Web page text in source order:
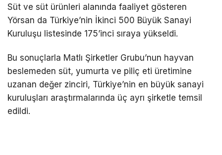
Süt ve süt ürünleri alanında faaliyet gösteren
Yörsan da Türkiye’nin İkinci 500 Büyük Sanayi
Kuruluşu listesinde 175’inci sıraya yükseldi.
Bu sonuçlarla Matlı Şirketler Grubu’nun hayvan
beslemeden süt, yumurta ve piliç eti üretimine
uzanan değer zinciri, Türkiye’nin en büyük sanayi
kuruluşları araştırmalarında üç ayrı şirketle temsil
edildi.